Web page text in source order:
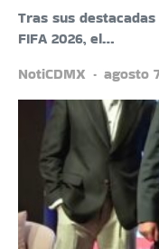
Tras sus
FIFA 2026, el…
NotiCDMX
agosto